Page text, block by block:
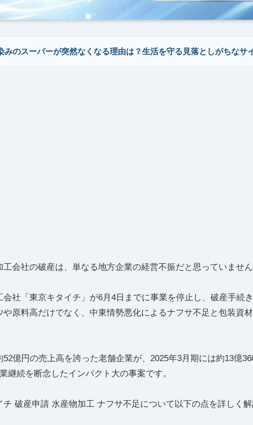
みのスーパーが突然なくなる理由は？生活を守る見落としがちなサ
会社の破産は、単なる地方企業の経営不振だと思っていませ
社「東京キタイチ」が6月4日までに事業を停止し、破産手続
原料高だけでなく、中東情勢悪化によるナフサ不足と包装資
億円の売上高を誇った老舗企業が、2025年3月期には約13億
継続を断念したインパクト大の事案です。
破産申請 水産物加工 ナフサ不足について以下の点を詳しく解